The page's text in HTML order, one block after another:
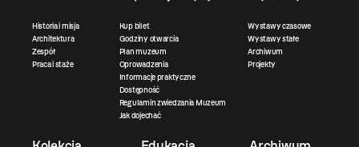
Historia i misja
Architektura
Zespół
Praca i staże
Kup bilet
Godziny otwarcia
Plan muzeum
Oprowadzenia
Informacje praktyczne
Dostępność
Regulamin zwiedzania Muzeum
Jak dojechać
Wystawy czasowe
Wystawy stałe
Archiwum
Projekty